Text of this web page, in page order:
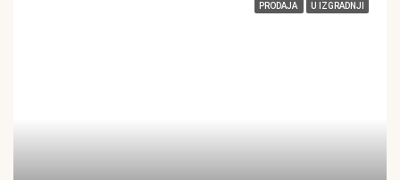
PRODAJA U IZGRADNJI